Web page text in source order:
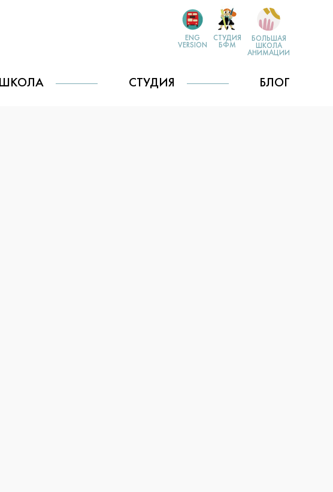
ENG
VERSION
СТУДИЯ
БФМ
БОЛЬШАЯ
ШКОЛА
АНИМАЦИИ
ШКОЛА СТУДИЯ БЛОГ